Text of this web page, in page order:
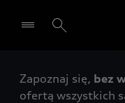
Wybierz
Zapoznaj się, bez
ofertą wszystkich